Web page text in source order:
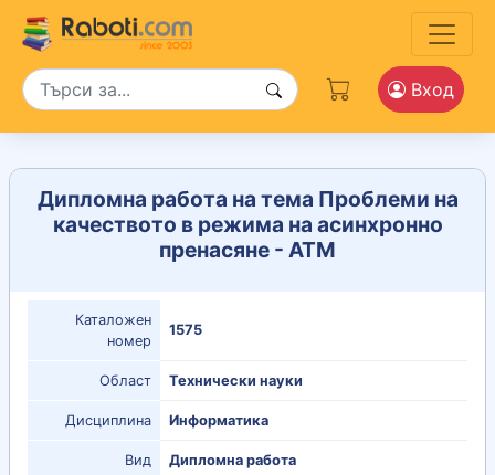
Вход
Дипломна работа на тема Проблеми на
качеството в режима на асинхронно
пренасяне - АТМ
Каталожен
номер
1575
Област Технически науки
Дисциплина Информатика
Вид Дипломна работа